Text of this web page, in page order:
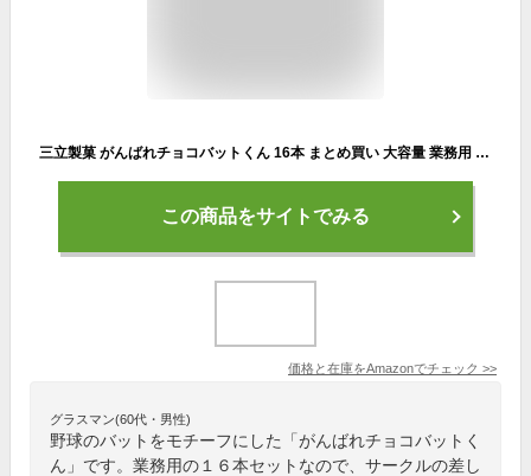
三立製菓 がんばれチョコバットくん 16本 まとめ買い 大容量 業務用 シェアパック※常温メール便発送※
この商品をサイトでみる
価格と在庫をAmazonでチェック >>
グラスマン(60代・男性)
野球のバットをモチーフにした「がんばれチョコバットく
ん」です。業務用の１６本セットなので、サークルの差し